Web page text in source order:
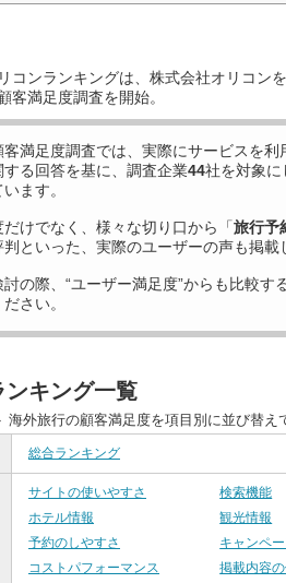
コンランキングは、株式会社オリコン
客満足度調査を開始。
客満足度調査では、実際にサービスを利
する回答を基に、調査企業44社を対象に
ます。
けでなく、様々な切り口から「旅行予
といった、実際のユーザーの声も掲載
の際、“ユーザー満足度”からも比較す
さい。
ンキング一覧
海外旅行の顧客満足度を項目別に並び替え
総合ランキング
サイトの使いやすさ 検索機能
ホテル情報
観光情報
予約のしやすさ
キャンペ
コストパフォーマンス
掲載内容